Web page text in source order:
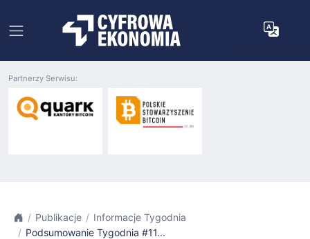
Partnerzy Serwisu:
Publikacje
Informacje Tygodnia
Podsumowanie Tygodnia #11...